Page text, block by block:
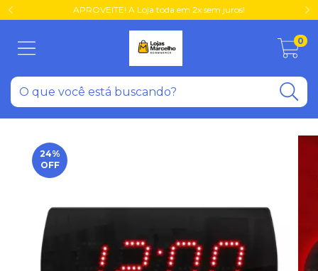
APROVEITE! A Loja toda em 2x sem juros!
0
24%
OFF